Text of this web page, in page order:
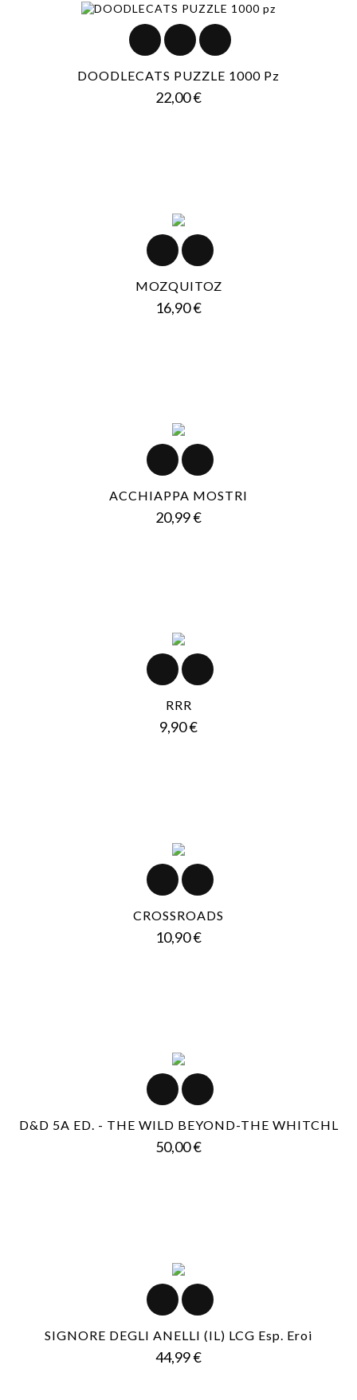
DOODLECATS PUZZLE 1000 Pz
22,00 €Prezzo
MOZQUITOZ
16,90 €Prezzo
ACCHIAPPA MOSTRI
20,99 €Prezzo
RRR
9,90 €Prezzo
CROSSROADS
10,90 €Prezzo
D&D 5A ED. - THE WILD BEYOND-THE WHITCHL
50,00 €Prezzo
SIGNORE DEGLI ANELLI (IL) LCG Esp. Eroi
44,99 €Prezzo